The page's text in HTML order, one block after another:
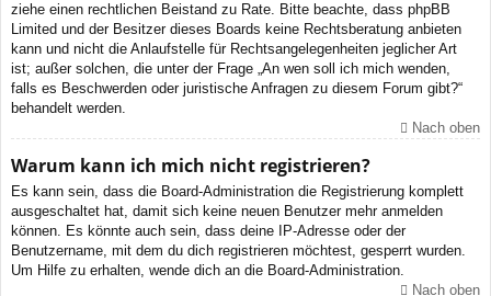
ziehe einen rechtlichen Beistand zu Rate. Bitte beachte, dass phpBB
Limited und der Besitzer dieses Boards keine Rechtsberatung anbieten
kann und nicht die Anlaufstelle für Rechtsangelegenheiten jeglicher Art
ist; außer solchen, die unter der Frage „An wen soll ich mich wenden,
falls es Beschwerden oder juristische Anfragen zu diesem Forum gibt?“
behandelt werden.
Nach oben
Warum kann ich mich nicht registrieren?
Es kann sein, dass die Board-Administration die Registrierung komplett
ausgeschaltet hat, damit sich keine neuen Benutzer mehr anmelden
können. Es könnte auch sein, dass deine IP-Adresse oder der
Benutzername, mit dem du dich registrieren möchtest, gesperrt wurden.
Um Hilfe zu erhalten, wende dich an die Board-Administration.
Nach oben